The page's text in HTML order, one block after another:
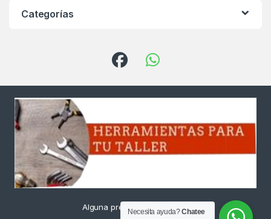
Categorías
Alguna pregunta ? Llámanos
Necesita ayuda?Chatee